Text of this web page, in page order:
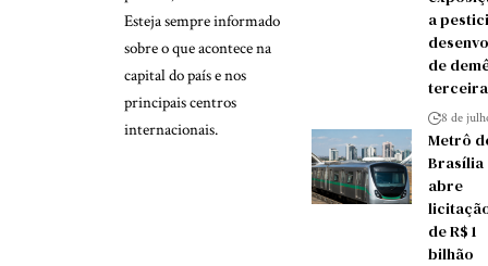
Esteja sempre informado
sobre o que acontece na
capital do país e nos
principais centros
internacionais.
a
de
8 de
Metrô
Brasília
abre
de R$ 1
bilhão